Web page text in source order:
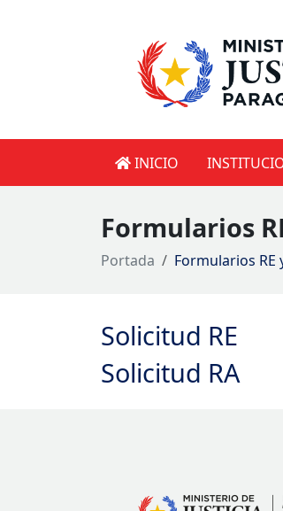
INICIO
Formularios
Portada Formularios RE
Solicitud RE
Solicitud RA